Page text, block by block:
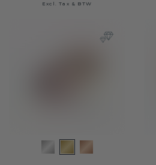
Excl. Tax & BTW